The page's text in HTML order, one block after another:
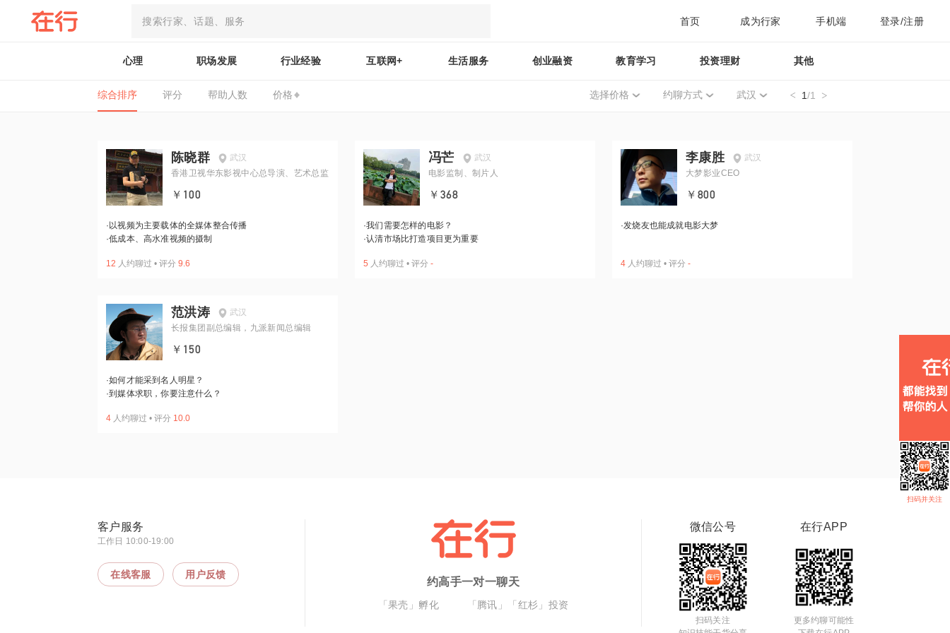
首页 成为行家 手机端 登录/注册
心理 职场发展 行业经验 互联网+ 生活服务 创业融资 教育学习 投资理财 其他
综合排序 评分 帮助人数 价格 选择价格 约聊方式 武汉 1/1
陈晓群
武汉
香港卫视华东影视中心总导演、艺术总监
￥100
· 以视频为主要载体的全媒体整合传播
·低成本、高水准视频的摄制
12 人约聊过 • 评分 9.6
冯芒
武汉
电影监制、制片人
￥368
·我们需要怎样的电影？
·认清市场比打造项目更为重要
5 人约聊过 • 评分 -
李康胜
武汉
大梦影业CEO
￥800
·发烧友也能成就电影大梦
4 人约聊过 • 评分 -
范洪涛
武汉
长报集团副总编辑，九派新闻总编辑
￥150
·如何才能采到名人明星？
·到媒体求职，你要注意什么？
4 人约聊过 • 评分 10.0
扫码并关注
客户服务
工作日 10:00-19:00
在线客服 用户反馈
约高手一对一聊天
「果壳」孵化 「腾讯」「红杉」投资
微信公号
扫码关注
在行APP
更多约聊可能性